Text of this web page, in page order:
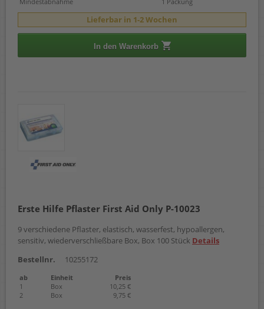
Lieferbar in 1-2 Wochen
In den Warenkorb
Erste Hilfe Pflaster First Aid Only P-10023
9 verschiedene Pflaster, elastisch, wasserfest, hypoallergen,
sensitiv, wiederverschließbare Box, Box 100 Stück Details
Bestellnr.
10255172
ab Einheit
Preis
1
Box
10,25 €
2
Box 9,75 €